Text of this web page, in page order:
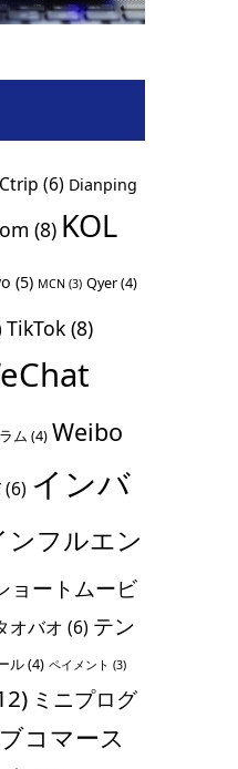
Ctrip (6) Dianping
(8) KOL
(5) MCN (3) Qyer(4)
TikTok (8)
ム (4) Weibo
(6) インバ
ンフルエン
ョートムービ
オバオ (6) テン
ル(4) ペイメント (3)
ミニプログ
コマース